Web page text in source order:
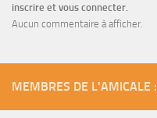
inscrire et vous connecter.
Aucun commentaire à afficher.
MEMBRES DE L'AMICALE :